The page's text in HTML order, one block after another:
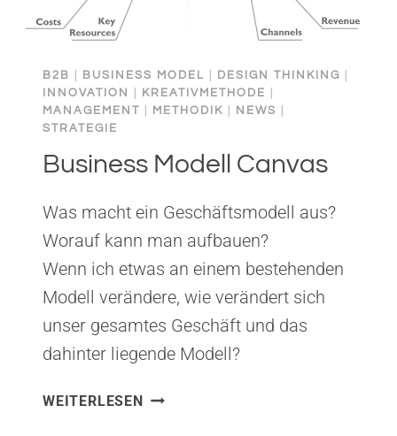
B2B BUSINESS MODEL DESIGN THINKING
INNOVATION
KREATIVMETHODE
MANAGEMENT
METHODIK NEWS
STRATEGIE
Business Modell Canvas
Was macht ein Geschäftsmodell aus?
Worauf kann man aufbauen?
Wenn ich etwas an einem bestehenden
Modell verändere, wie verändert sich
unser gesamtes Geschäft und das
dahinter liegende Modell?
WEITERLESENBUSINESS